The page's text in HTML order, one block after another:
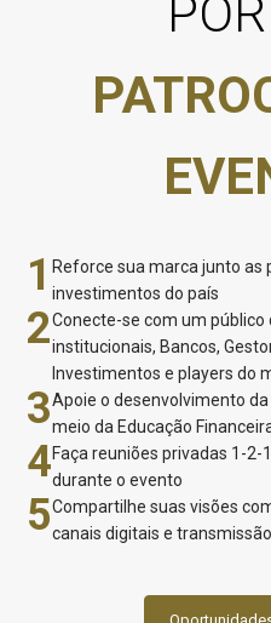
1Reforce sua marca junto as
investimentos do país
2Conecte-se com um
institucionais, Bancos,
Investimentos e players do
3Apoie o desenvolvimento
meio da Educação
4Faça reuniões privadas 1-
durante o evento
5Compartilhe suas visões
canais digitais e